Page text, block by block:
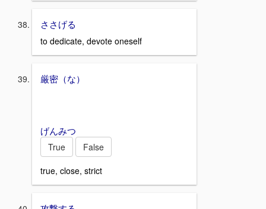
ささげる
to dedicate, devote oneself
厳密（な）
げんみつ
True
False
true, close, strict